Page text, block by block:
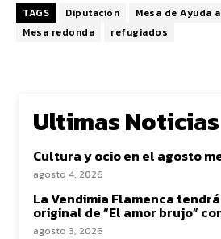
TAGS Diputación
Mesa de Ayuda
Mesa redonda
refugiados
Ultimas Noticias
Cultura y ocio en el agosto
agosto 4, 2026
La Vendimia Flamenca
original de “El amor brujo”
agosto 3, 2026